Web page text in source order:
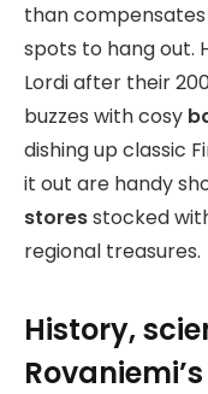
than
spots to hang out.
Lordi after their
buzzes with cosy
dishing up classic
it out are handy
storesstocked
regional treasures.
History,